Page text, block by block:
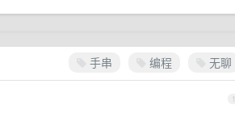
手串 编程 无聊
1